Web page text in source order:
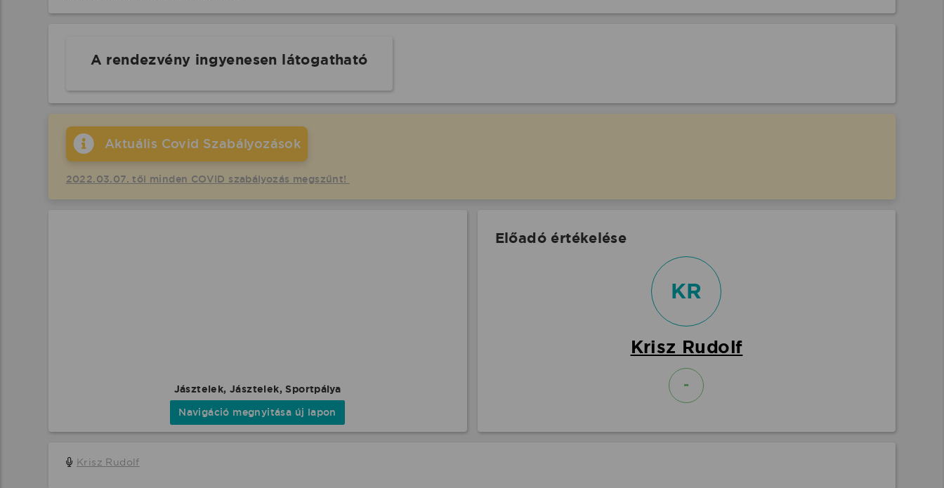
A rendezvény ingyenesen látogatható
Aktuális Covid Szabályozások
2022.03.07. től minden COVID szabályozás megszűnt!
Jásztelek, Jásztelek, Sportpálya
Navigáció megnyitása új lapon
Előadó értékelése
KR
Krisz Rudolf
-
Krisz Rudolf